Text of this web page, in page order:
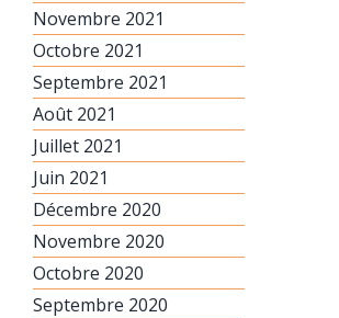
Novembre 2021
Octobre 2021
Septembre 2021
Août 2021
Juillet 2021
Juin 2021
Décembre 2020
Novembre 2020
Octobre 2020
Septembre 2020